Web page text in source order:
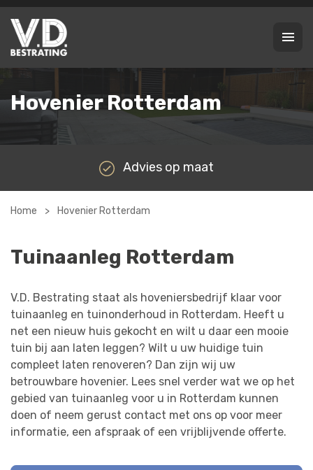
Hovenier Rotterdam
Advies op maat
Home > Hovenier Rotterdam
Tuinaanleg Rotterdam
V.D. Bestrating staat als hoveniersbedrijf klaar voor
tuinaanleg en tuinonderhoud in Rotterdam. Heeft u
net een nieuw huis gekocht en wilt u daar een mooie
tuin bij aan laten leggen? Wilt u uw huidige tuin
compleet laten renoveren? Dan zijn wij uw
betrouwbare hovenier. Lees snel verder wat we op het
gebied van tuinaanleg voor u in Rotterdam kunnen
doen of neem gerust contact met ons op voor meer
informatie, een afspraak of een vrijblijvende offerte.